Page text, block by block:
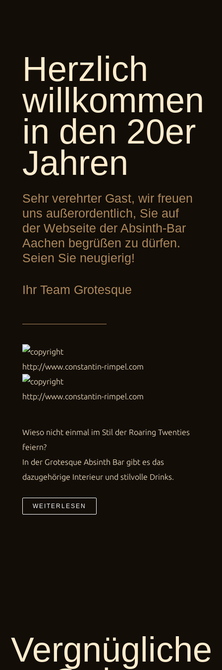
Herzlich
willkommen
in den 20er
Jahren
Sehr verehrter Gast, wir freuen
uns außerordentlich, Sie auf
der Webseite der Absinth-Bar
Aachen begrüßen zu dürfen.
Seien Sie neugierig!
Ihr Team Grotesque
Wieso nicht einmal im Stil der Roaring Twenties
feiern?
In der Grotesque Absinth Bar gibt es das
dazugehörige Interieur und stilvolle Drinks.
WEITERLESEN
Vergnügliche